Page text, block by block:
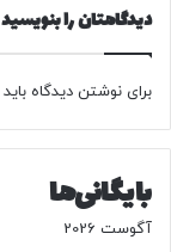
.
.
»
ت
ب
ه
م
/
آ
دیدگاهتان را بنویسید
برای نوشتن دیدگاه باید
بایگانی‌ها
آگوست 2026